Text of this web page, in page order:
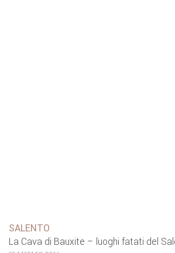
SALENTO
La Cava di Bauxite – luoghi fatati del